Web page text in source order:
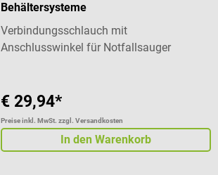
Behältersysteme
Verbindungsschlauch mit
Anschlusswinkel für Notfallsauger
€ 29,94*
Preise inkl. MwSt. zzgl. Versandkosten
In den Warenkorb